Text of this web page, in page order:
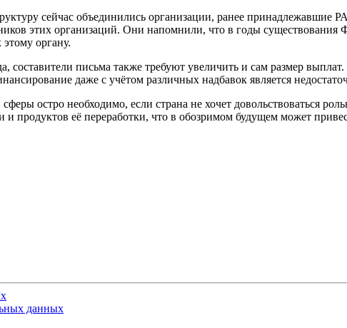
сейчас объединились организации, ранее
этих организаций. Они напомнили, что в годы
органу.
составители письма также требуют увеличить и сам размер
даже с учётом различных надбавок является
остро необходимо, если страна не хочет довольствоваться
и продуктов её переработки, что в обозримом будущем может
данных